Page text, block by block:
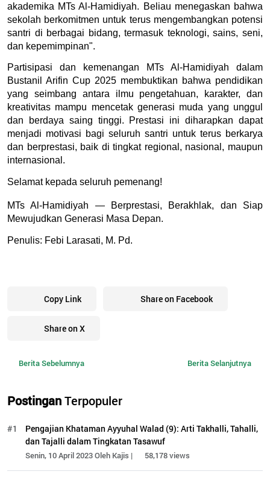
akademika MTs Al-Hamidiyah. Beliau menegaskan bahwa
sekolah berkomitmen untuk terus mengembangkan potensi
santri di berbagai bidang, termasuk teknologi, sains, seni,
dan kepemimpinan".
Partisipasi dan kemenangan MTs Al-Hamidiyah dalam
Bustanil Arifin Cup 2025 membuktikan bahwa pendidikan
yang seimbang antara ilmu pengetahuan, karakter, dan
kreativitas mampu mencetak generasi muda yang unggul
dan berdaya saing tinggi. Prestasi ini diharapkan dapat
menjadi motivasi bagi seluruh santri untuk terus berkarya
dan berprestasi, baik di tingkat regional, nasional, maupun
internasional.
Selamat kepada seluruh pemenang!
MTs Al-Hamidiyah — Berprestasi, Berakhlak, dan Siap
Mewujudkan Generasi Masa Depan.
Penulis: Febi Larasati, M. Pd.
Copy Link Share on Facebook
Share on X
Berita Sebelumnya Berita Selanjutnya
PostinganTerpopuler
#1
Pengajian Khataman Ayyuhal Walad (9): Arti Takhalli, Tahalli,
dan Tajalli dalam Tingkatan Tasawuf
Senin, 10 April 2023 Oleh Kajis | 58,178 views